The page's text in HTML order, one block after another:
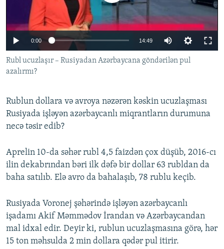
İNFOQRAFIKA
KARIKATURA
AZƏRBAYCAN ƏDƏBIYYATI KITABXANASI
İSLAM VƏ DEMOKRATIYA
İZ - MƏDƏNIYYƏT PROQRAMI
MISSIYAMIZ
PEŞƏ ETIKASI VƏ JURNALISTIKA STANDARTLARIMIZ
MATERIALLARIMIZDAN ISTIFADƏ
AZADLIQRADIOSU MOBIL TELEFONUNUZDA
XƏBƏR BÜLLETENLƏRIMIZ
BIZI IZLƏ
RFE/RL-in bütün saytları
0:00 14:49
Rubl ucuzlaşır – Rusiyadan Azərbaycana göndərilən pul
azalırmı?
Rublun dollara və avroya nəzərən kəskin ucuzlaşması
Rusiyada işləyən azərbaycanlı miqrantların durumuna
necə təsir edib?
Aprelin 10-da səhər rubl 4,5 faizdən çox düşüb, 2016-cı
ilin dekabrından bəri ilk dəfə bir dollar 63 rubldan da
baha satılıb. Elə avro da bahalaşıb, 78 rublu keçib.
Rusiyada Voronej şəhərində işləyən azərbaycanlı
işadamı Akif Məmmədov İrandan və Azərbaycandan
mal idxal edir. Deyir ki, rublun ucuzlaşmasına görə, hər
15 ton məhsulda 2 min dollara qədər pul itirir.